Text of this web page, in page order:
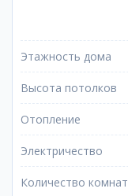
Этажность дома
Высота потолков
Отопление
Электричество
Количество комнат